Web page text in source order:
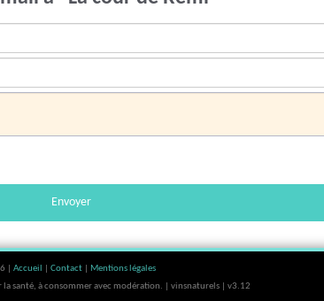
Envoyer
| Accueil Contact
Mentions légales
la santé, à consommer avec modération. | vinsnaturels | v3.12